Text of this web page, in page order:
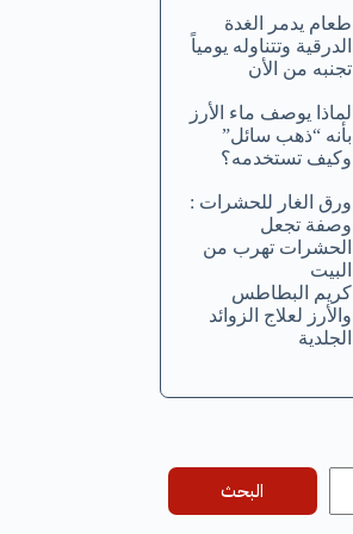
طعام يدمر الغدة
الدرقية وتتناوله يومياً
تجنبه من الأن
لماذا يوصف ماء الأرز
بأنه “ذهب سائل”
وكيف تستخدمه؟
ورق الغار للحشرات :
وصفة تجعل
الحشرات تهرب من
البيت
كريم البطاطس
والأرز لعلاج الزوائد
الجلدية
البحث